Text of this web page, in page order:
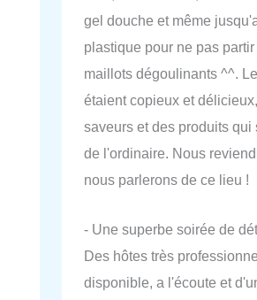
gel douche et même
plastique pour ne pas
maillots dégoulinants ^^.
étaient copieux et
saveurs et des produits qui
de l'ordinaire. Nous
nous parlerons de ce lieu !
- Une superbe soirée de
Des hôtes très
disponible, a l'écoute et